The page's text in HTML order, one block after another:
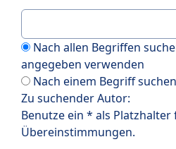
Nach allen Begriffen
angegeben verwenden
Nach einem Begriff suchen
Zu suchender Autor:
Benutze ein * als
Übereinstimmungen.